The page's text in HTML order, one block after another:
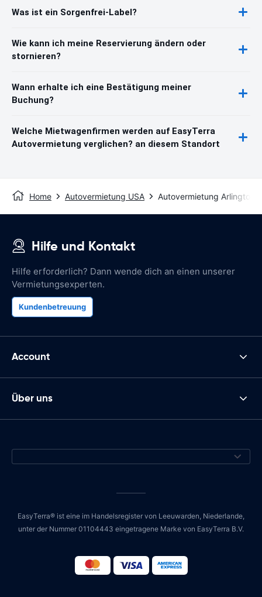
Was ist ein Sorgenfrei-Label?
Wie kann ich meine Reservierung ändern oder
stornieren?
Wann erhalte ich eine Bestätigung meiner
Buchung?
Welche Mietwagenfirmen werden auf EasyTerra
Autovermietung verglichen? an diesem Standort
Home Autovermietung USA Autovermietung Arlington
Hilfe und Kontakt
Hilfe erforderlich? Dann wende dich an einen unserer
Vermietungsexperten.
Kundenbetreuung
Account
Über uns
EasyTerra® ist eine im Handelsregister von Leeuwarden, Niederlande,
unter der Nummer 01104443 eingetragene Marke von EasyTerra B.V.